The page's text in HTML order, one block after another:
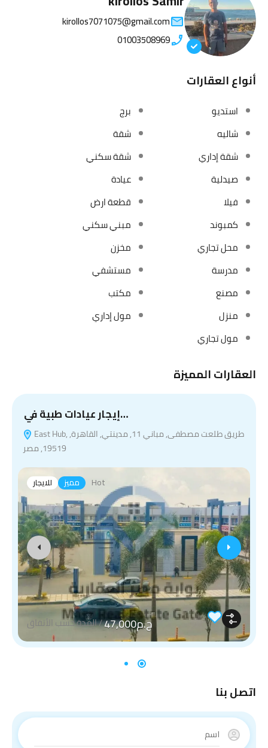
kirollos7071075@gmail.com
01003508969
أنواع العقارات
استديو
برج
شاليه
شقة
شقة إداري
شقة سكني
صيدلية
عيادة
فيلا
قطعة ارض
كمبوند
مبني سكني
محل تجاري
مخزن
مدرسة
مستشفي
مصنع
مكتب
منزل
مول إداري
مول تجاري
العقارات المميزة
إيجار عيادات طبية في…
East Hub, طريق طلعت مصطفى, مباني 11, مدينتي, القاهرة,
19519, مصر
للايجار مميز Hot
ج.م47,000 /المدة حسب الأتفاق
اتصل بنا